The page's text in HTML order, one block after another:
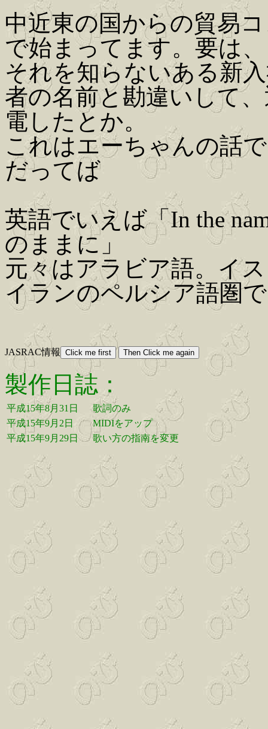
中近東の国からの貿易
で始まってます。要は
それを知らないある新
者の名前と勘違いして
電したとか。
これはエーちゃんの話
だってば
英語でいえば「In the
のままに」
元々はアラビア語。イ
イランのペルシア語圏
JASRAC情報
製作日誌：
平成15年8月31日
歌詞のみ
平成15年9月2日
MIDIをアップ
平成15年9月29日
歌い方の指南を変更